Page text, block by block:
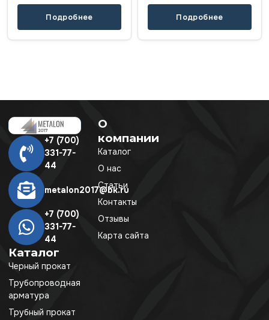
Подробнее Подробнее
+7 (700)
331-77-
44
metalon2017@bk.ru
+7 (700)
331-77-
44
Каталог
Черный прокат
Трубопроводная
арматура
Трубный прокат
О
компании
Каталог
О нас
Статьи
Контакты
Отзывы
Карта сайта